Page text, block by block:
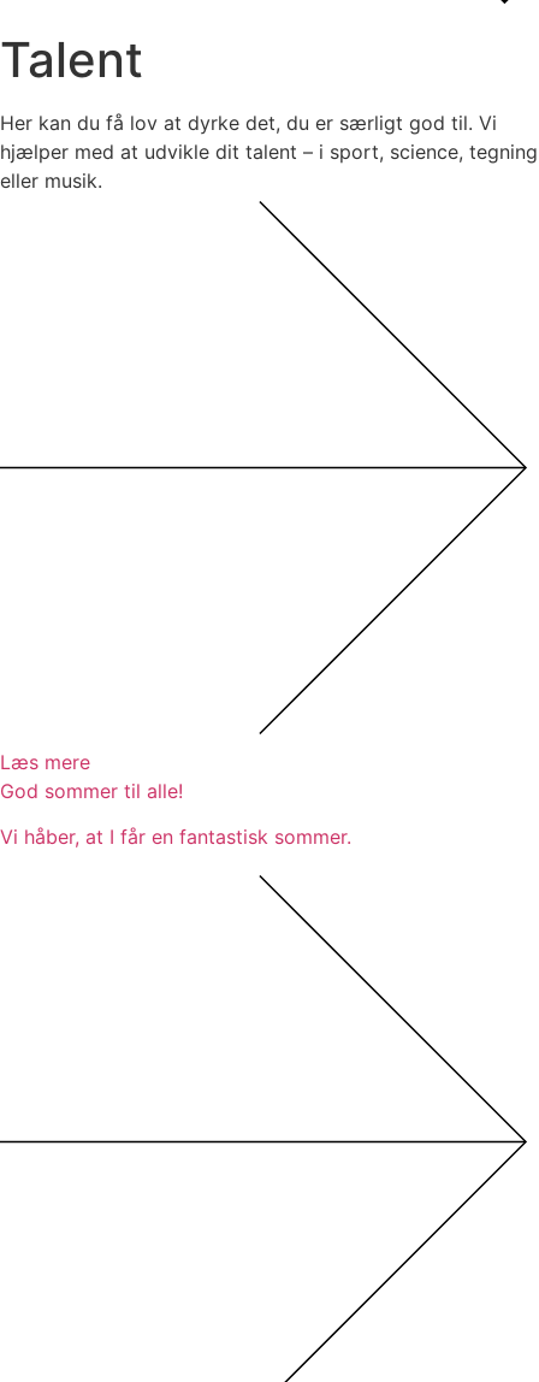
Talent
Her kan du få lov at dyrke det, du er særligt god til. Vi
hjælper med at udvikle dit talent – i sport, science, tegning
eller musik.
Læs mere
God sommer til alle!
Vi håber, at I får en fantastisk sommer.